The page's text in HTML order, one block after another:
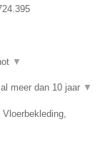
▼
meer dan 10 jaar ▼